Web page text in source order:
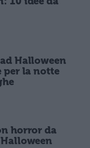
Halloween
per la notte
horror da